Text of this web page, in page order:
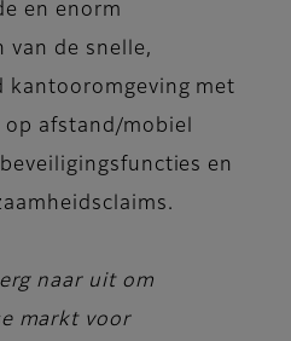
en enorm
van de snelle,
kantooromgeving met
afstand/mobiel
en
naar uit om
markt voor